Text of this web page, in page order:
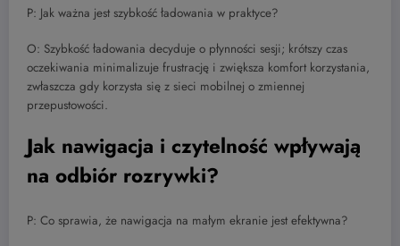
P: Jak ważna jest szybkość ładowania w praktyce?
O: Szybkość ładowania decyduje o płynności sesji; krótszy czas
oczekiwania minimalizuje frustrację i zwiększa komfort korzystania,
zwłaszcza gdy korzysta się z sieci mobilnej o zmiennej
przepustowości.
Jak nawigacja i czytelność wpływają
na odbiór rozrywki?
P: Co sprawia, że nawigacja na małym ekranie jest efektywna?